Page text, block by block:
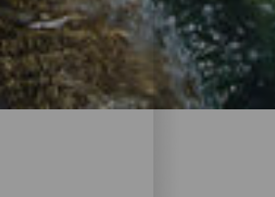
dotate di
del mare penetra
visita di chiunque